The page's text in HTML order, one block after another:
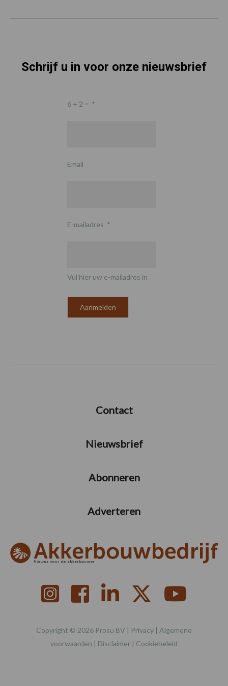
Schrijf u in voor onze nieuwsbrief
6 + 2 = *
Email
E-mailadres *
Vul hier uw e-mailadres in
Contact
Nieuwsbrief
Abonneren
Adverteren
Copyright © 2026 Prosu BV | Privacy | Algemene
voorwaarden | Disclaimer | Cookiebeleid